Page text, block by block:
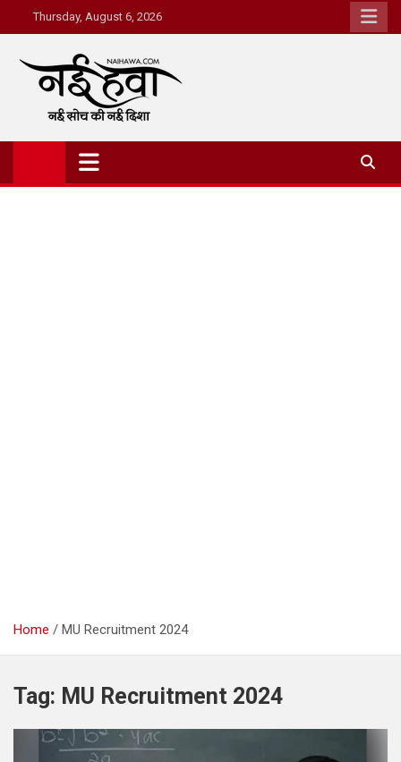
Thursday, August 6, 2026
Nai Hawa
Home MU Recruitment 2024
Tag: MU Recruitment 2024